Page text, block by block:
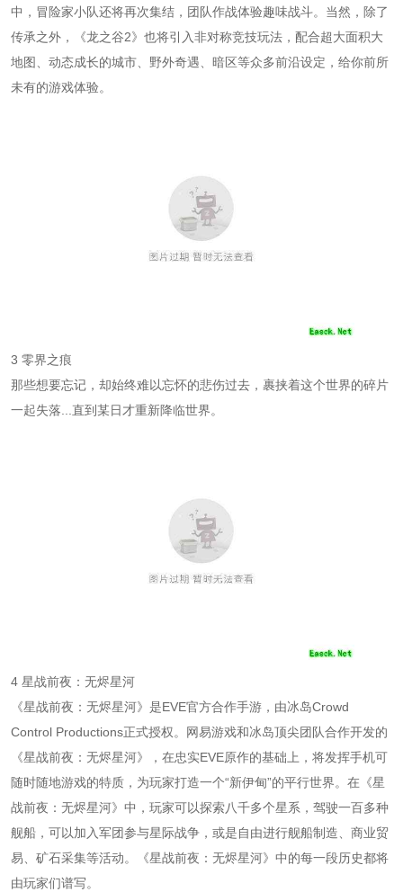
中，冒险家小队还将再次集结，团队作战体验趣味战斗。当然，除了
传承之外，《龙之谷2》也将引入非对称竞技玩法，配合超大面积大
地图、动态成长的城市、野外奇遇、暗区等众多前沿设定，给你前所
未有的游戏体验。
3 零界之痕
那些想要忘记，却始终难以忘怀的悲伤过去，裹挟着这个世界的碎片
一起失落...直到某日才重新降临世界。
4 星战前夜：无烬星河
《星战前夜：无烬星河》是EVE官方合作手游，由冰岛Crowd
Control Productions正式授权。网易游戏和冰岛顶尖团队合作开发的
《星战前夜：无烬星河》，在忠实EVE原作的基础上，将发挥手机可
随时随地游戏的特质，为玩家打造一个“新伊甸”的平行世界。在《星
战前夜：无烬星河》中，玩家可以探索八千多个星系，驾驶一百多种
舰船，可以加入军团参与星际战争，或是自由进行舰船制造、商业贸
易、矿石采集等活动。《星战前夜：无烬星河》中的每一段历史都将
由玩家们谱写。